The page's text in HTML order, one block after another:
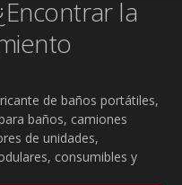
la
de baños portátiles,
baños, camiones
de unidades,
consumibles y